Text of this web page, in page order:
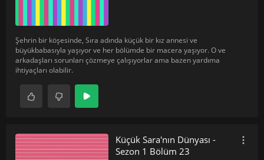
Şehrin bir köşesinde, Sıra adında küçük bir kız annesi ve
büyükbabasıyla yaşıyor ve her bölümde bir macera yaşıyor. O ve
arkadaşları sorunları çözmeye çalışıyorlar ama bazen yardıma
ihtiyaçları olabilir.
Küçük Sara'nın Dünyası -
Sezon 1 Bölüm 23